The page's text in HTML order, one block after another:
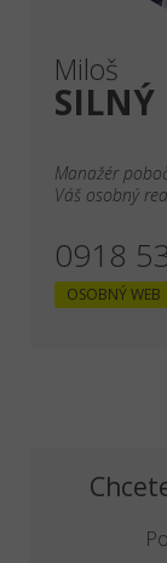
Miloš
SILNÝ
Manažér
Váš osobný
0918
OSOBNÝ WEB